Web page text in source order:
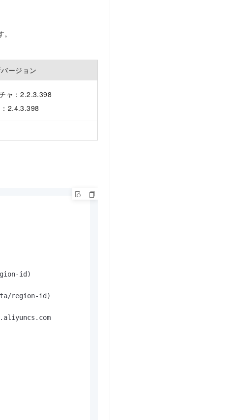
ージョン
ャ：2.2.3.398
2.4.3.398
id)
region-id)